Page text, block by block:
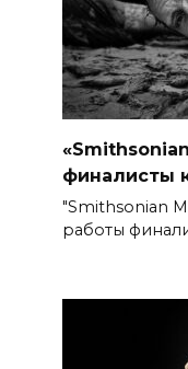
финалисты
"Smithsonian
работы